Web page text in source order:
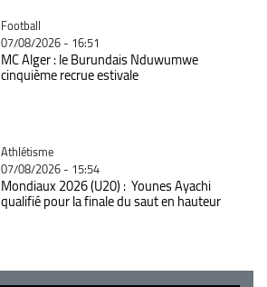
Catégorie
Football
07/08/2026 - 16:51
MC Alger : le Burundais Nduwumwe
cinquième recrue estivale
Catégorie
Athlétisme
07/08/2026 - 15:54
Mondiaux 2026 (U20) : Younes Ayachi
qualifié pour la finale du saut en hauteur